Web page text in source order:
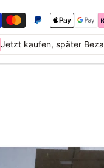
Jetzt kaufen, später